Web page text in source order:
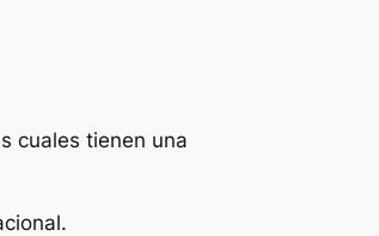
cuales tienen una